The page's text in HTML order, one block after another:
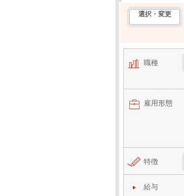
勤務地で検索
選択・変更
職種
雇用形態
特徴
給与